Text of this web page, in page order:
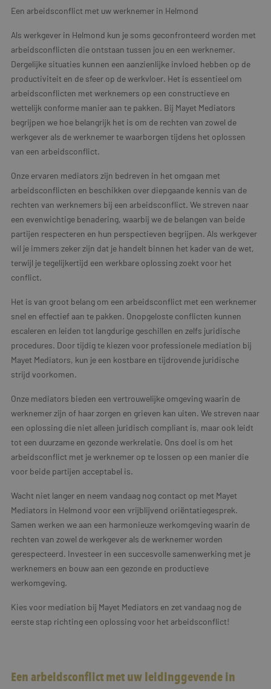
Een arbeidsconflict met uw werknemer in Helmond
Als werkgever in Helmond kun je soms geconfronteerd worden met
arbeidsconflicten die ontstaan tussen jou en een werknemer.
Dergelijke situaties kunnen een aanzienlijke invloed hebben op de
productiviteit en de sfeer op de werkvloer. Het is essentieel om
arbeidsconflicten met werknemers op een constructieve en
wettelijk conforme manier aan te pakken. Bij Mayet Mediators
begrijpen we hoe belangrijk het is om de rechten van zowel de
werkgever als de werknemer te waarborgen tijdens het oplossen
van een arbeidsconflict.
Onze ervaren mediators zijn bedreven in het omgaan met
arbeidsconflicten en beschikken over diepgaande kennis van de
rechten van werknemers bij een arbeidsconflict. We streven naar
een evenwichtige benadering, waarbij we de belangen van beide
partijen respecteren en hun perspectieven begrijpen. Als werkgever
wil je immers zeker zijn dat je handelt binnen het kader van de wet,
terwijl je tegelijkertijd een werkbare oplossing zoekt voor het
conflict.
Het is van groot belang om een arbeidsconflict met een werknemer
snel en effectief aan te pakken. Onopgeloste conflicten kunnen
escaleren en leiden tot langdurige geschillen en zelfs juridische
procedures. Door tijdig te kiezen voor professionele mediation bij
Mayet Mediators, kun je een kostbare en tijdrovende juridische
strijd voorkomen.
Onze mediators bieden een vertrouwelijke omgeving waarin de
werknemer zijn of haar zorgen en grieven kan uiten. We streven naar
een oplossing die niet alleen juridisch compliant is, maar ook leidt
tot een duurzame en gezonde werkrelatie. Ons doel is om het
arbeidsconflict met je werknemer op te lossen op een manier die
voor beide partijen acceptabel is.
Wacht niet langer en neem vandaag nog contact op met Mayet
Mediators in Helmond voor een vrijblijvend oriëntatiegesprek.
Samen werken we aan een harmonieuze werkomgeving waarin de
rechten van zowel de werkgever als de werknemer worden
gerespecteerd. Investeer in een succesvolle samenwerking met je
werknemers en bouw aan een gezonde en productieve
werkomgeving.
Kies voor mediation bij Mayet Mediators en zet vandaag nog de
eerste stap richting een oplossing voor het arbeidsconflict!
Een arbeidsconflict met uw leidinggevende in